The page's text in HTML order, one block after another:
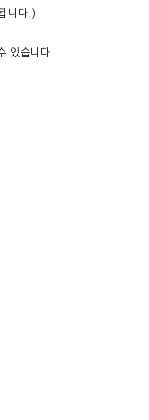
니다.)
있습니다.